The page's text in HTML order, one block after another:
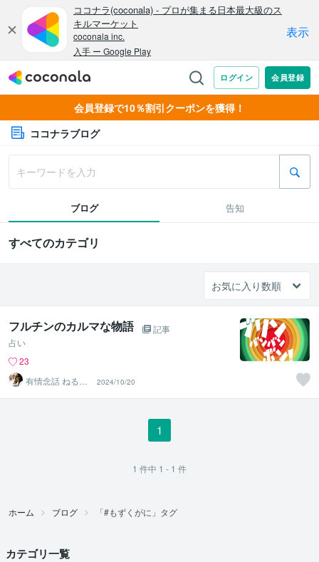
会員登録で10％割引クーポンを獲得！
ココナラブログ
ブログ 告知
すべてのカテゴリ
フルチンのカルマな物語
記事
占い
23
有情念話 ねる
ふ ﾋﾋﾞｷﾏﾉｽﾍﾞｼ
2024/10/20
1
1 件中 1 - 1 件
ホーム ブログ 「#もずくがに」タグ
カテゴリ一覧